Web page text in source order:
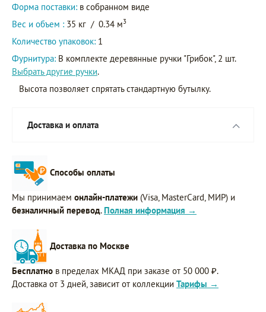
Форма поставки: в собранном виде
Вес и объем : 35 кг / 0.34 м3
Количество упаковок: 1
Фурнитура: В комплекте деревянные ручки "Грибок", 2 шт.
Выбрать другие ручки.
Высота позволяет спрятать стандартную бутылку.
Доставка и оплата
Способы оплаты
Мы принимаем онлайн-платежи (Visa, MasterCard, МИР) и
безналичный перевод. Полная информация →
Доставка по Москве
Бесплатно в пределах МКАД при заказе от 50 000 ₽.
Доставка от 3 дней, зависит от коллекции Тарифы →